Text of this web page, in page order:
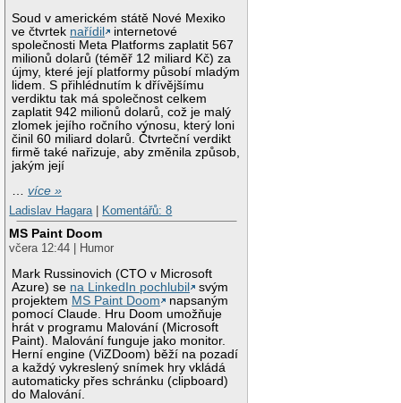
Soud v americkém státě Nové Mexiko
ve čtvrtek nařídil
internetové
společnosti Meta Platforms zaplatit 567
milionů dolarů (téměř 12 miliard Kč) za
újmy, které její platformy působí mladým
lidem. S přihlédnutím k dřívějšímu
verdiktu tak má společnost celkem
zaplatit 942 milionů dolarů, což je malý
zlomek jejího ročního výnosu, který loni
činil 60 miliard dolarů. Čtvrteční verdikt
firmě také nařizuje, aby změnila způsob,
jakým její
…více »
Ladislav Hagara
Komentářů: 8
MS Paint Doom
včera 12:44 | Humor
Mark Russinovich (CTO v Microsoft
Azure) se na LinkedIn pochlubil
svým
projektem MS Paint Doom
napsaným
pomocí Claude. Hru Doom umožňuje
hrát v programu Malování (Microsoft
Paint). Malování funguje jako monitor.
Herní engine (ViZDoom) běží na pozadí
a každý vykreslený snímek hry vkládá
automaticky přes schránku (clipboard)
do Malování.